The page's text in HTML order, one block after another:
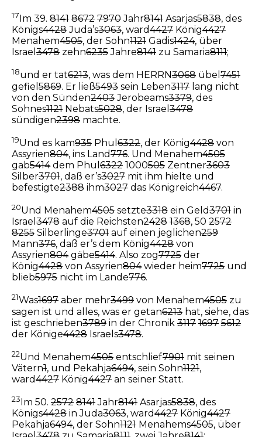
17 Im 39. 8141 8672 7970Jahr8141 Asarjas5838, des
Königs4428Juda’s3063, ward4427 König4427
Menahem4505, der Sohn1121 Gadis1424, über
Israel 3478 zehn6235Jahre8141 zu Samaria8111;
18und er tat6213, was dem HERRN3068 übel 7451
gefiel 5869. Er ließ5493 sein Leben3117 lang nicht
von den Sünden2403Jerobeams3379, des
Sohnes1121 Nebats5028, der Israel 3478
sündigen2398 machte.
19Und es kam935 Phul 6322, der König4428 von
Assyrien804, ins Land776. Und Menahem4505
gab5414dem Phul 6322 1000505 Zentner3603
Silber3701, daß er’s3027 mit ihm hielte und
befestigte2388 ihm3027 das Königreich4467.
20Und Menahem4505 setzte3318 ein Geld3701 in
Israel 3478 auf die Reichsten2428 1368, 50 2572
8255 Silberlinge3701 auf einen jeglichen259
Mann376, daß er’s dem König4428 von
Assyrien804gäbe5414. Also zog7725 der
König4428 von Assyrien804wieder heim7725 und
blieb5975 nicht im Lande776.
21Was1697 aber mehr3499 von Menahem4505 zu
sagen ist und alles, was er getan6213 hat, siehe, das
ist geschrieben3789 in der Chronik 3117 1697 5612
der Könige4428 Israels3478.
22Und Menahem4505 entschlief7901 mit seinen
Vätern1, und Pekahja6494, sein Sohn1121,
ward4427 König4427 an seiner Statt.
23 Im 50. 2572 8141Jahr8141 Asarjas5838, des
Königs4428 in Juda3063, ward4427 König4427
Pekahja6494, der Sohn1121 Menahems4505, über